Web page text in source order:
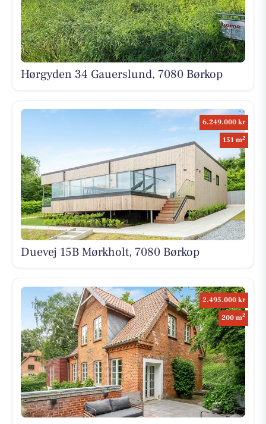
Hørgyden 34 Gauerslund, 7080 Børkop
6.249.000 kr
151 m2
Duevej 15B Mørkholt, 7080 Børkop
2.495.000 kr
200 m2